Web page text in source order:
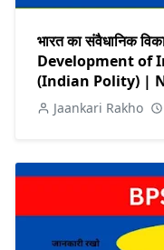
भारत का संवैधानिक
Development of
(Indian Polity) |
Jaankari Rakho